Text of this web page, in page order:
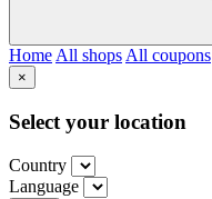
Home All shops All coupons
×
Select your location
Country
Language